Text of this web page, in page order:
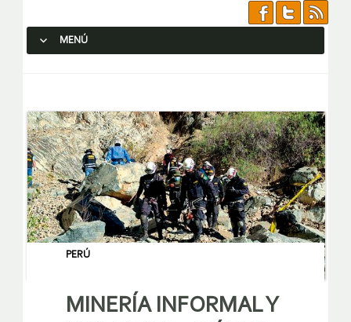
MENÚ
PERÚ
MINERÍA INFORMAL Y